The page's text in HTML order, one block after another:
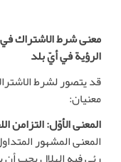
معنى شرط الاشتراك في
الرؤية في أيّ بلد
قد يتصور لشرط
معنيان:
المعنى الأوّل: التزامن
المعنى المشهور